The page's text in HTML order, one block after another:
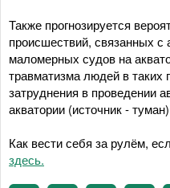
Также прогнозируется
происшествий, связанных с
маломерных судов на
травматизма людей в таких
затруднения в проведении
акватории (источник -
Как вести себя за рулём,
здесь.